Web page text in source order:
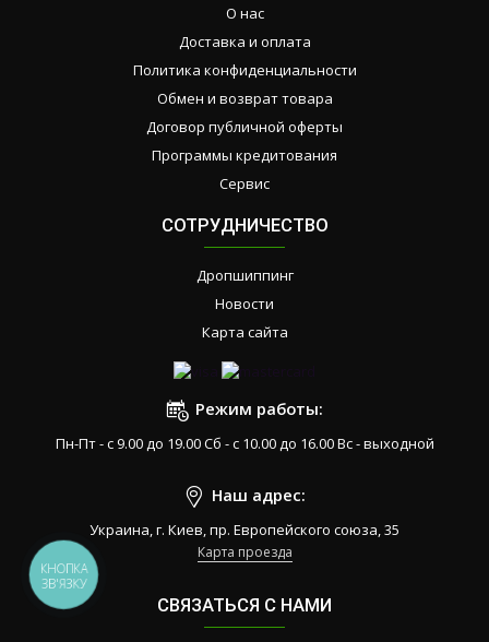
О нас
Доставка и оплата
Политика конфиденциальности
Обмен и возврат товара
Договор публичной оферты
Программы кредитования
Сервис
СОТРУДНИЧЕСТВО
Дропшиппинг
Новости
Карта сайта
Режим работы:
Пн-Пт - с 9.00 до 19.00 Сб - с 10.00 до 16.00 Вс - выходной
Наш адрес:
Украина, г. Киев, пр. Европейского союза, 35
Карта проезда
СВЯЗАТЬСЯ С НАМИ
КНОПКА
ЗВ'ЯЗКУ